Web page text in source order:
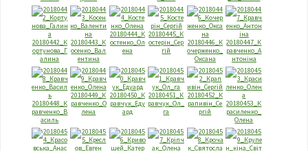
20180442_К
ортунова_Г
алина
20180443_К
осенко_Вал
ентина
20180444_К
остенко_Ол
ена
20180445_К
остерiн_Сер
гiй
20180446_К
очерженко_
Оксана
20180447_К
равченко_А
нтонiна
20180448_К
равченко_В
асиль
20180449_К
равченко_О
лена
20180450_К
равчук_Еду
ард
20180451_К
равчук_Ол_
га
20180452_К
рапивiн_Се
ргiй
20180453_К
расиленко_
Олена